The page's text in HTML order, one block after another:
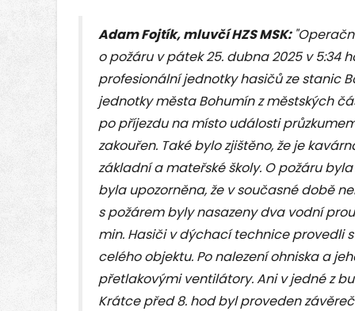
Adam Fojtík, mluvčí HZS MSK:
o požáru v pátek 25. dubna 2025 v 5:34
profesionální jednotky hasičů ze stanic
jednotky města Bohumín z městských
po příjezdu na místo události
zakouřen. Také bylo zjištěno, že je
základní a mateřské školy. O požáru
byla upozorněna, že v současné době
s požárem byly nasazeny dva vodní
min. Hasiči v dýchací technice provedli
celého objektu. Po nalezení ohniska a
přetlakovými ventilátory. Ani v jedné z
Krátce před 8. hod byl proveden